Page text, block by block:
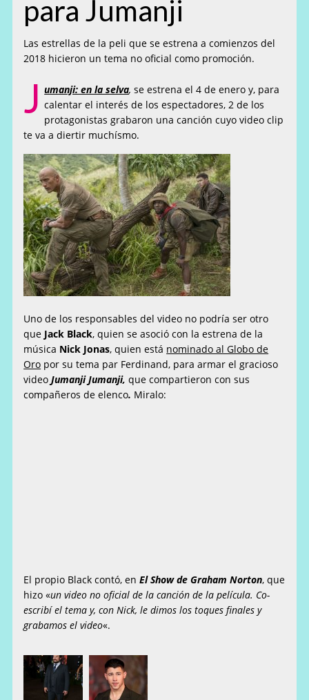
para Jumanji
Las estrellas de la peli que se estrena a comienzos del
2018 hicieron un tema no oficial como promoción.
J umanji: en la selva, se estrena el 4 de enero y, para
calentar el interés de los espectadores, 2 de los
protagonistas grabaron una canción cuyo video clip
te va a diertir muchísmo.
Uno de los responsables del video no podría ser otro
que Jack Black, quien se asoció con la estrena de la
música Nick Jonas, quien está nominado al Globo de
Oro por su tema par Ferdinand, para armar el gracioso
videoJumanji Jumanji, que compartieron con sus
compañeros de elenco. Miralo:
El propio Black contó, enEl Show de Graham Norton, que
hizo «un video no oficial de la canción de la película. Co-
escribí el tema y, con Nick, le dimos los toques finales y
grabamos el video«.